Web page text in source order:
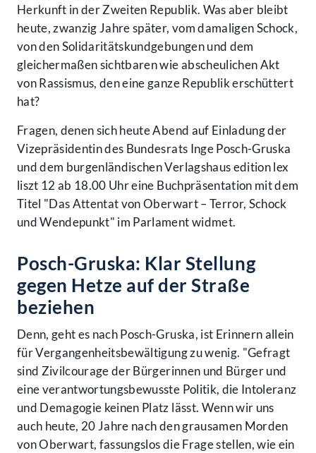
Herkunft in der Zweiten Republik. Was aber bleibt
heute, zwanzig Jahre später, vom damaligen Schock,
von den Solidaritätskundgebungen und dem
gleichermaßen sichtbaren wie abscheulichen Akt
von Rassismus, den eine ganze Republik erschüttert
hat?
Fragen, denen sich heute Abend auf Einladung der
Vizepräsidentin des Bundesrats Inge Posch-Gruska
und dem burgenländischen Verlagshaus edition lex
liszt 12 ab 18.00 Uhr eine Buchpräsentation mit dem
Titel "Das Attentat von Oberwart – Terror, Schock
und Wendepunkt" im Parlament widmet.
Posch-Gruska: Klar Stellung
gegen Hetze auf der Straße
beziehen
Denn, geht es nach Posch-Gruska, ist Erinnern allein
für Vergangenheitsbewältigung zu wenig. "Gefragt
sind Zivilcourage der Bürgerinnen und Bürger und
eine verantwortungsbewusste Politik, die Intoleranz
und Demagogie keinen Platz lässt. Wenn wir uns
auch heute, 20 Jahre nach den grausamen Morden
von Oberwart, fassungslos die Frage stellen, wie ein